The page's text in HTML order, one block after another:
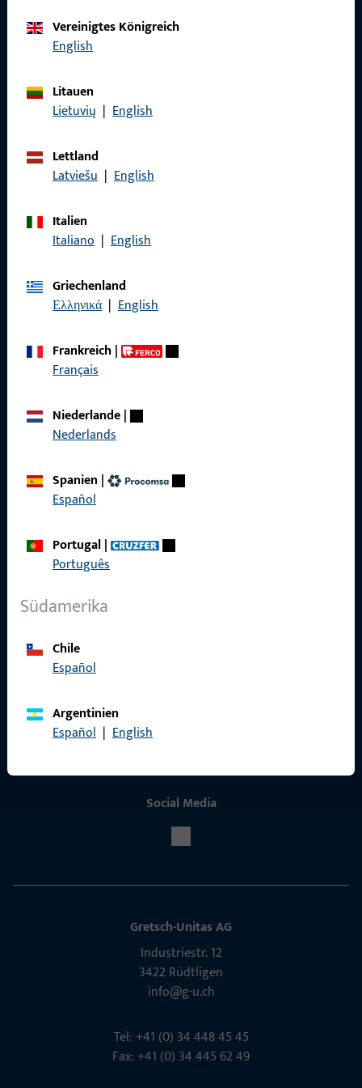
Vereinigtes Königreich
English
Litauen
Lietuvių | English
Lettland
Latviešu | English
Italien
Italiano | English
Griechenland
Ελληνικά | English
Frankreich|
Français
Niederlande|
Nederlands
Spanien |
Español
Portugal|
Português
Südamerika
Chile
Español
Argentinien
Español | English
Schnelleinstieg
Referenzen
Social Media
Gretsch-Unitas AG
Indu­s­triestr. 12
3422 Rüdt­ligen
info@g-u.ch
Tel: +41 (0) 34 448 45 45
Fax: +41 (0) 34 445 62 49